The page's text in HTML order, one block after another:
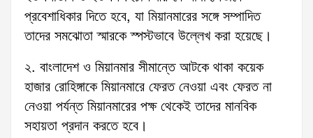
প্রবেশাধিকার দিতে হবে, যা মিয়ানমারের সঙ্গে সম্পাদিত
তাদের সমঝোতা স্মারকে স্পস্টভাবে উল্লেখ করা হয়েছে।
২. বাংলাদেশ ও মিয়ানমার সীমান্তে আটকে থাকা কয়েক
হাজার রোহিঙ্গাকে মিয়ানমারে ফেরত নেওয়া এবং ফেরত না
নেওয়া পর্যন্ত মিয়ানমারের পক্ষ থেকেই তাদের মানবিক
সহায়তা প্রদান করতে হবে।